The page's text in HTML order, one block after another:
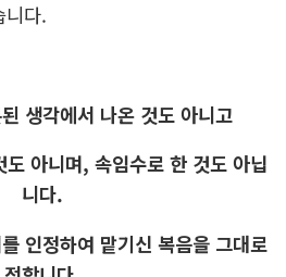
니다.
생각에서 나온 것도 아니고
아니며, 속임수로 한 것도 아닙
니다.
인정하여 맡기신 복음을 그대로